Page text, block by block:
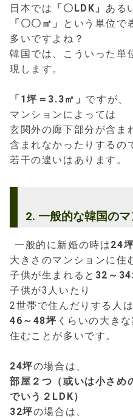
日本では 「〇LDK」 ある
「〇〇㎡」
という単位で
多いですよね？
韓国では、こういった単
現します。
「1坪＝3.3㎡」 ですが、
マンションによっては
玄関外の廊下部分が含ま
含まれなかったりするの
若干の違いはあります。
2. 一般的な韓国の
一般的に新婚の時は24
大きさのマンションに住
子供が生まれると 32～
子供が3人いたり
2世帯で住んだりする人は
46～48坪 くらいの大きな
住むことが多いです。
24坪の場合は、
部屋２つ（或いは小さめ
でいう２LDK）
32坪の場合は、